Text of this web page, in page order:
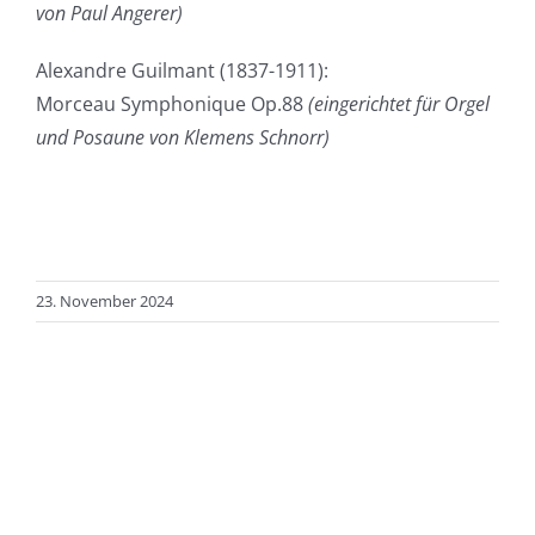
von Paul Angerer)
Alexandre Guilmant (1837-1911):
Morceau Symphonique Op.88(eingerichtet für Orgel
und Posaune von Klemens Schnorr)
23. November 2024